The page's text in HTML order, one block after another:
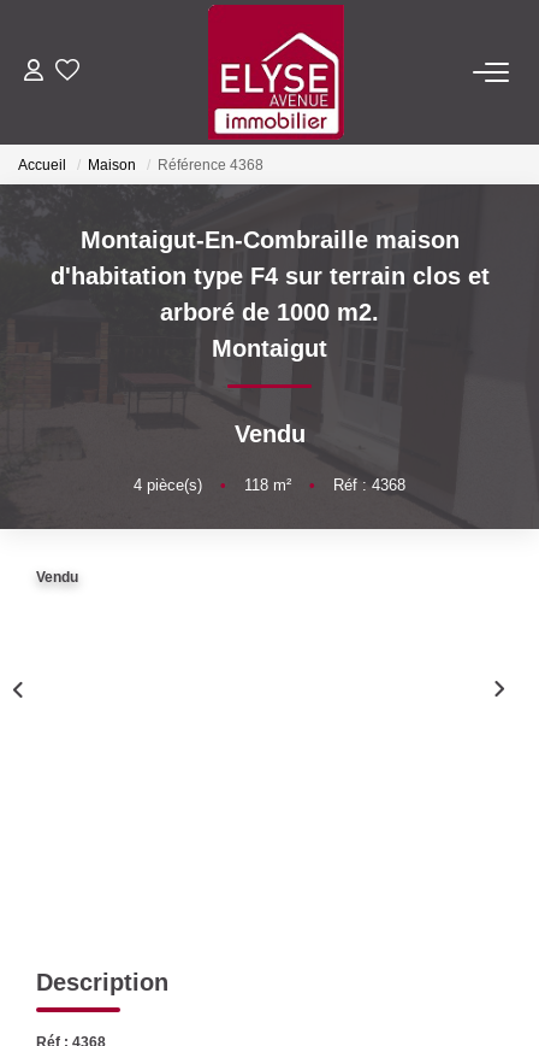
ACHETER
ESTIMER
FAIRE GÉRER
Accueil Maison Référence 4368
Montaigut-En-Combraille maison
d'habitation type F4 sur terrain clos et
arboré de 1000 m2.
Montaigut
Vendu
4 pièce(s) • 118 m² • Réf : 4368
Vendu
Description
Réf : 4368